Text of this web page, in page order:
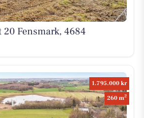
Fensmark, 4684
1.795.000 kr
260 m2